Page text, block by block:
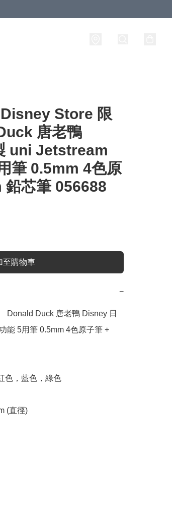
Store 限
唐老鴨
uni Jetstream
筆 0.5mm 4色原
芯筆 056688
至購物車
−
Donald Duck 唐老鴨 Disney 日
能 5用筆 0.5mm 4色原子筆 +
色，藍色，綠色
(直徑)